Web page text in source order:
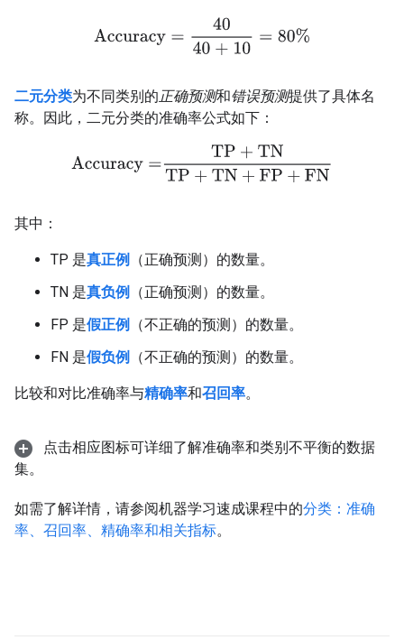
40 + 10
二元分类为不同类别的 正确预测和错误预测提供了具体名
称。因此，二元分类的准确率公式如下：
TP+TN +FP+
其中：
TP 是真正例
（正确预测）的数量。
TN 是真负例
（正确预测）的数量。
FP 是假正例
（不正确的预测）的数量。
FN 是假负例 （不正确的预测）的数量。
比较和对比准确率与精确率和召回率。
点击相应图标可详细了解准确率和类别不平衡的数据
集。
如需了解详情，请参阅机器学习速成课程中的分类：准确
率、召回率、精确率和相关指标。